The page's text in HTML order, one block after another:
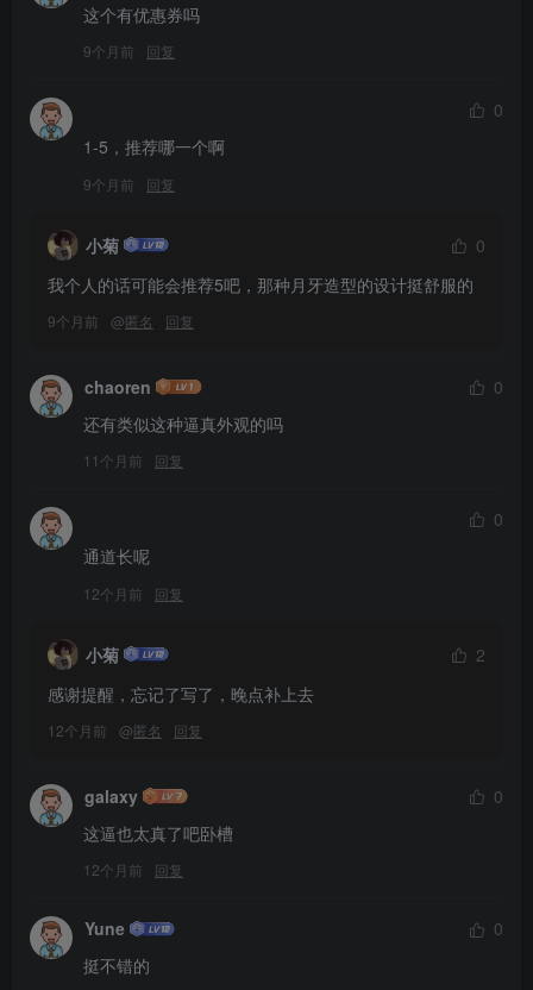
这个有优惠券吗
9个月前 回复
0
1-5，推荐哪一个啊
9个月前 回复
小菊
0
我个人的话可能会推荐5吧，那种月牙造型的设计挺舒服的
9个月前 @匿名 回复
chaoren
0
还有类似这种逼真外观的吗
11个月前 回复
0
通道长呢
12个月前 回复
小菊
2
感谢提醒，忘记了写了，晚点补上去
12个月前 @匿名 回复
galaxy
0
这逼也太真了吧卧槽
12个月前 回复
Yune
0
挺不错的